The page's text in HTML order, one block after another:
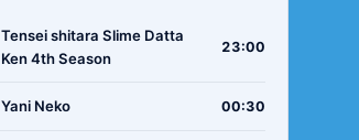
Tensei shitara Slime Datta
Ken 4th Season
23:00
Yani Neko 00:30